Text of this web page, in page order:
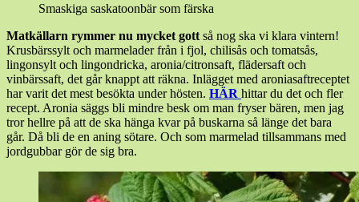
Smaskiga saskatoonbär som färska
Matkällarn rymmer nu mycket gott så nog ska vi klara vintern!
Krusbärssylt och marmelader från i fjol, chilisås och tomatsås,
lingonsylt och lingondricka, aronia/citronsaft, flädersaft och
vinbärssaft, det går knappt att räkna. Inlägget med aroniasaftreceptet
har varit det mest besökta under hösten. HÄR hittar du det och fler
recept. Aronia säggs bli mindre besk om man fryser bären, men jag
tror hellre på att de ska hänga kvar på buskarna så länge det bara
går. Då bli de en aning sötare. Och som marmelad tillsammans med
jordgubbar gör de sig bra.